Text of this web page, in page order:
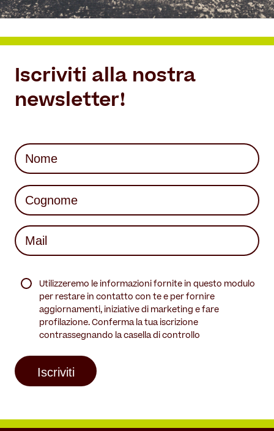
Iscriviti alla nostra
newsletter!
Nome
(Required)
Last
Mail
(Required)
Utilizzeremo le informazioni fornite in questo modulo
per restare in contatto con te e per fornire
aggiornamenti, iniziative di marketing e fare
profilazione. Conferma la tua iscrizione
contrassegnando la casella di controllo